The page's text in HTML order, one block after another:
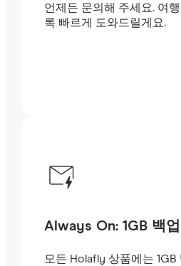
언제든 문의해 주세요. 여
록 빠르게 도와드릴게요.
Always On: 1GB 백
모든 Holafly 상품에는 1GB